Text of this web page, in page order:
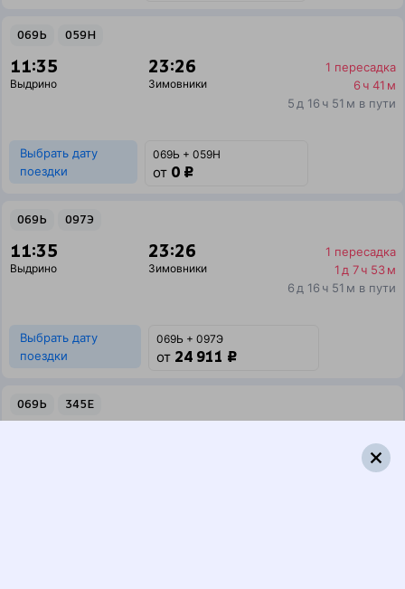
069Ь 059Н
11:35
Выдрино
23:26
Зимовники
1 пересадка
6 ч 41 м
5 д 16 ч 51 м в пути
Выбрать дату
поездки
069Ь + 059Н
от 0 ₽
069Ь 097Э
11:35
Выдрино
23:26
Зимовники
1 пересадка
1 д 7 ч 53 м
6 д 16 ч 51 м в пути
Выбрать дату
поездки
069Ь + 097Э
от 24 911 ₽
069Ь 345Е
19 ч 9 м
5 д 14 ч 48 м в пути